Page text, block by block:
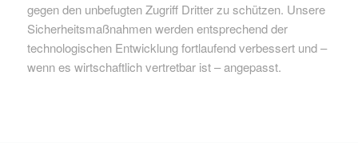
gegen den unbefugten Zugriff Dritter zu schützen. Unsere
Sicherheitsmaßnahmen werden entsprechend der
technologischen Entwicklung fortlaufend verbessert und –
wenn es wirtschaftlich vertretbar ist – angepasst.